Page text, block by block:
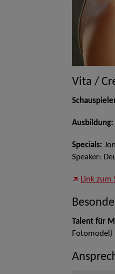
Vita /
Ausbildung:
Specials:
Speaker:
Link zum
Talent für
Fotomodel)